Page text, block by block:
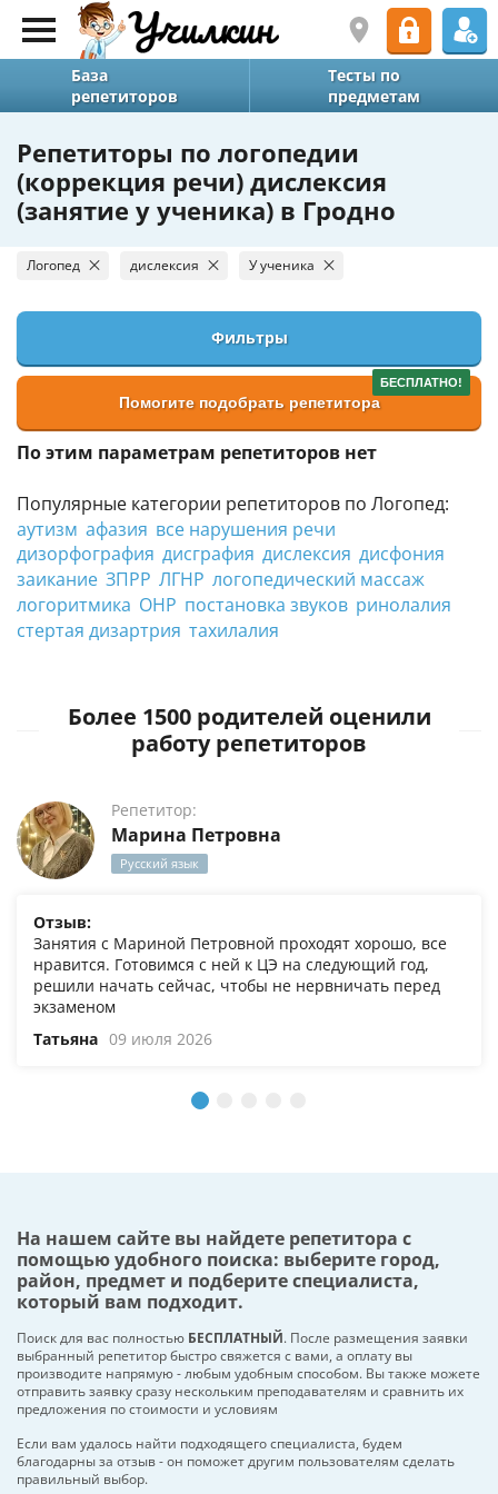
База
репетиторов
Тесты по
предметам
Репетиторы по логопедии
(коррекция речи) дислексия
(занятие у ученика) в Гродно
Популярные категории репетиторов по Логопед:
аутизм афазия все нарушения речи
дизорфография дисграфия дислексия дисфония
заикание ЗПРР ЛГНР логопедический массаж
логоритмика ОНР постановка звуков ринолалия
стертая дизартрия тахилалия
Логопед дислексия У ученика
Фильтры
БЕСПЛАТНО!
Помогите подобрать репетитора
По этим параметрам репетиторов нет
Более 1500 родителей оценили
работу репетиторов
Репетитор:
Марина Петровна
Русский язык
Отзыв:
Занятия с Мариной Петровной проходят хорошо, все
нравится. Готовимся с ней к ЦЭ на следующий год,
решили начать сейчас, чтобы не нервничать перед
экзаменом
Татьяна 09 июля 2026
На нашем сайте вы найдете репетитора с
помощью удобного поиска: выберите город,
район, предмет и подберите специалиста,
который вам подходит.
Поиск для вас полностью БЕСПЛАТНЫЙ. После размещения заявки
выбранный репетитор быстро свяжется с вами, а оплату вы
производите напрямую - любым удобным способом. Вы также можете
отправить заявку сразу нескольким преподавателям и сравнить их
предложения по стоимости и условиям
Если вам удалось найти подходящего специалиста, будем
благодарны за отзыв - он поможет другим пользователям сделать
правильный выбор.